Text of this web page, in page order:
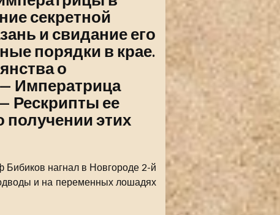
секретной
и свидание его
порядки в крае.
о
Императрица
Рескрипты ее
получении этих
Бибиков нагнал в Новгороде 2-й
и на переменных лошадях